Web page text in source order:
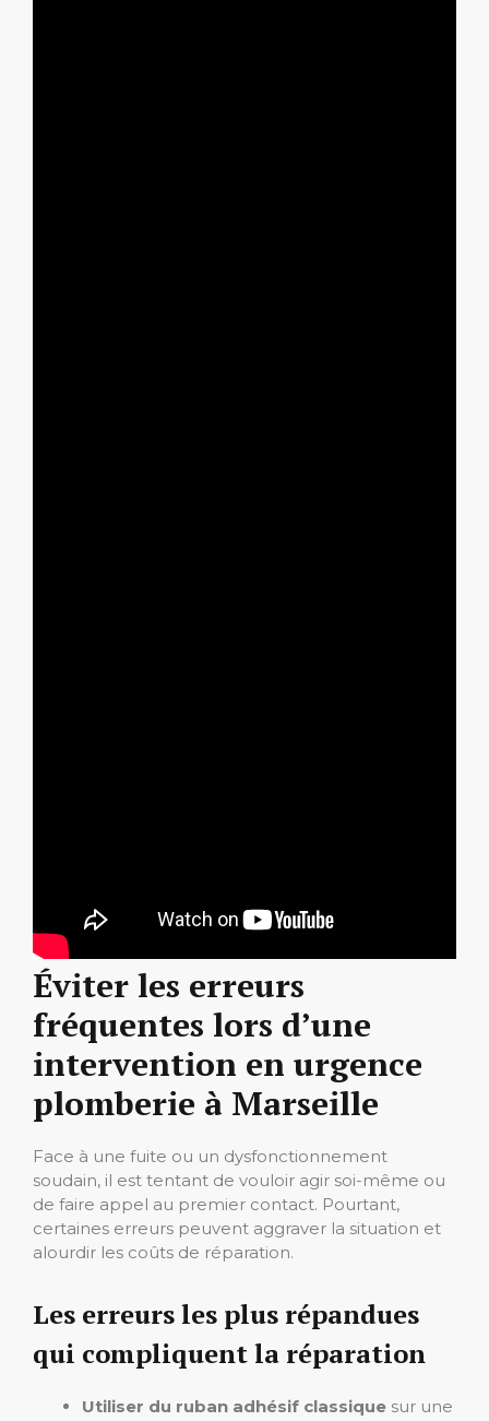
Éviter les erreurs
fréquentes lors d’une
intervention en urgence
plomberie à Marseille
Face à une fuite ou un dysfonctionnement
soudain, il est tentant de vouloir agir soi-même ou
de faire appel au premier contact. Pourtant,
certaines erreurs peuvent aggraver la situation et
alourdir les coûts de réparation.
Les erreurs les plus répandues
qui compliquent la réparation
Utiliser du ruban adhésif classique sur une